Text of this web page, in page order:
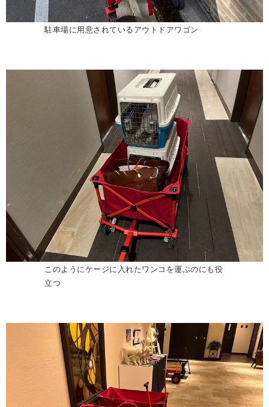
駐車場に用意されているアウトドアワゴン
このようにケージに入れたワンコを運ぶのにも役
立つ